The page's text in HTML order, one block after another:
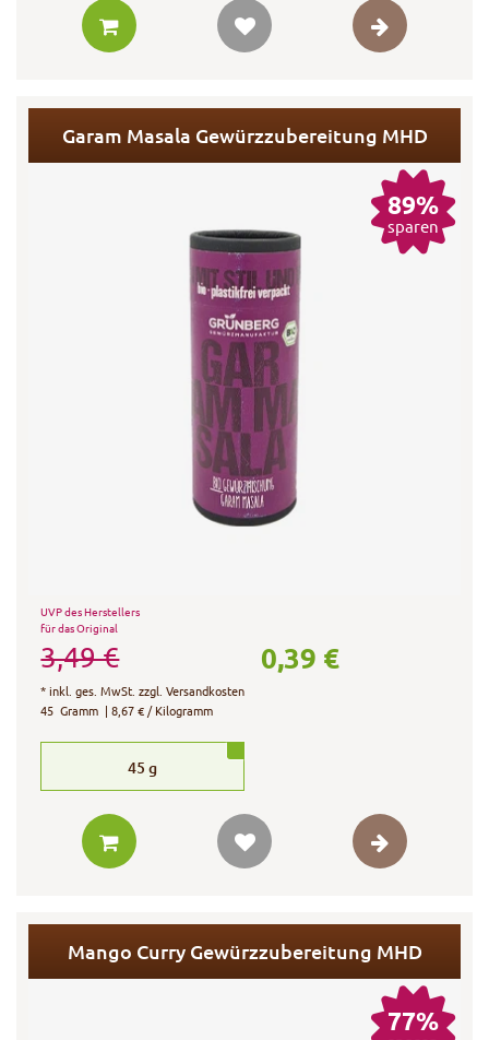
Garam Masala Gewürzzubereitung MHD
89%
sparen
UVP des Herstellers
für das Original
3,49 € 0,39 €
*inkl. ges. MwSt. zzgl.Versandkosten
45 Gramm | 8,67 € / Kilogramm
45 g
Mango Curry Gewürzzubereitung MHD
77%